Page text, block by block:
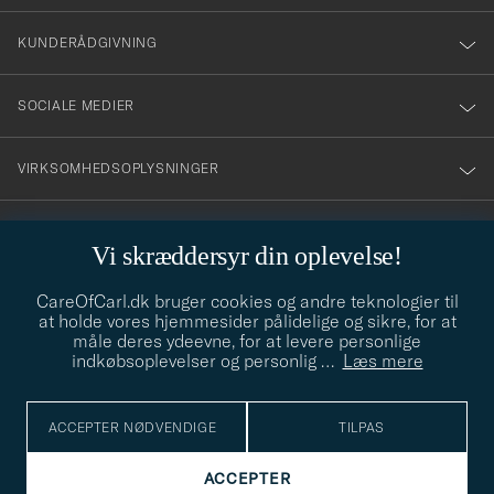
Top Qualität immer wieder
ANDREAS G KØBTE PÅ CAREOFCARL.DE
Är så nöjd med produkten. Den är så fin och
skön att ha på sig. Kan varmt rekommendera
den här produkten.
CARINA T KØBTE PÅ CAREOFCARL.SE
Passformen är bra och den håller värmen
som den ska.
MIKA K KØBTE PÅ CAREOFCARL.SE
Vi skræddersyr din oplevelse!
CareOfCarl.dk bruger cookies og andre teknologier til
at holde vores hjemmesider pålidelige og sikre, for at
måle deres ydeevne, for at levere personlige
indkøbsoplevelser og personlig … Læs mere
ACCEPTER NØDVENDIGE TILPAS
ACCEPTER
nyhetsbrev!
KUNDERÅDGIVNING
SOCIALE MEDIER
VIRKSOMHEDSOPLYSNINGER
info@careofcarl.dk
Behøver du hjælp til at finde din stil? Lad os hjælpe dig, vi hjælper
gerne til!
STILRÅD